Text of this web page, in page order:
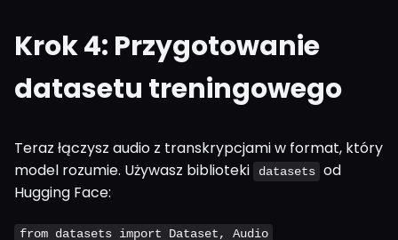
Krok 4: Przygotowanie
datasetu treningowego
Teraz łączysz audio z transkrypcjami w format, który
model rozumie. Używasz biblioteki
datasets od
Hugging Face:
from datasets import Dataset, Audio